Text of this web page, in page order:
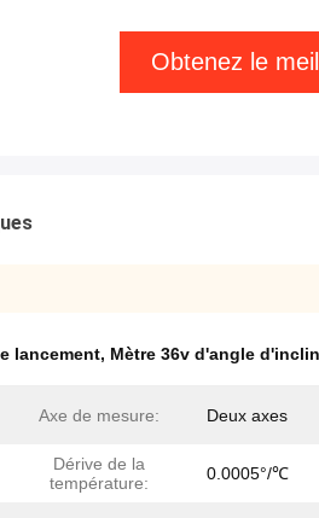
Obtenez le
lancement, Mètre 36v d'angle
Axe de mesure: Deux axes
Dérive de la
température:
0.0005°/℃